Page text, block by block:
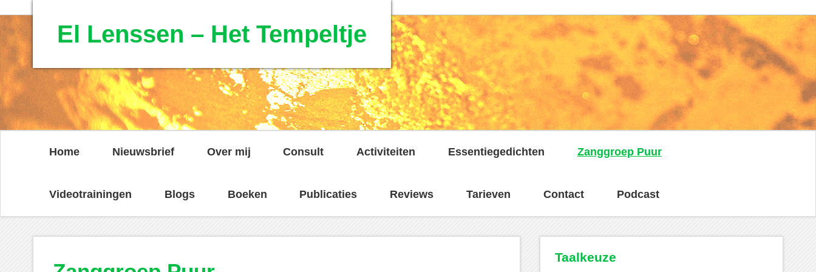
El Lenssen – Het Tempeltje
Home Nieuwsbrief Over mij Consult Activiteiten Essentiegedichten Zanggroep Puur
Videotrainingen Blogs Boeken Publicaties Reviews Tarieven Contact Podcast
Taalkeuze